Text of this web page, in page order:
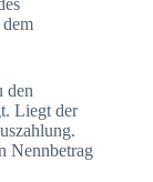
den
Liegt der
Nennbetrag